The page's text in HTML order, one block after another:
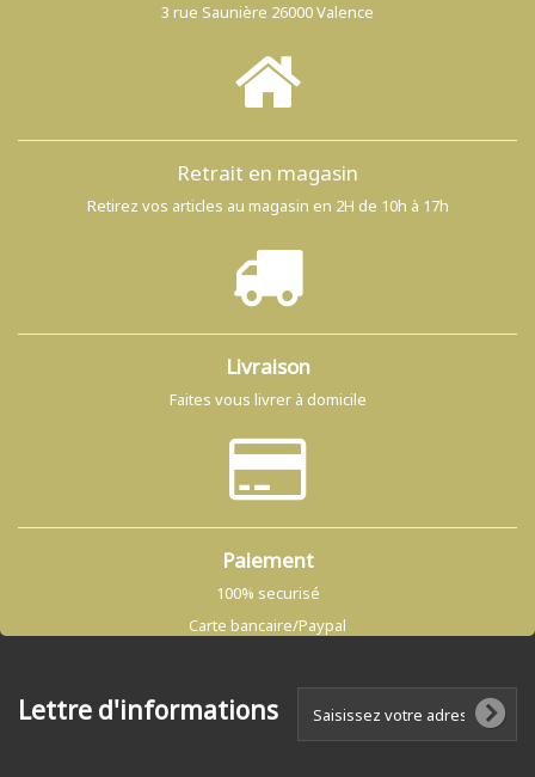
3 rue Saunière 26000 Valence
Retrait en magasin
Retirez vos articles au magasin en 2H de 10h à 17h
Livraison
Faites vous livrer à domicile
Paiement
100% securisé
Carte bancaire/Paypal
Lettre d'informations